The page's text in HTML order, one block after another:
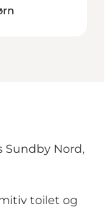
Sundby Nord,
toilet og